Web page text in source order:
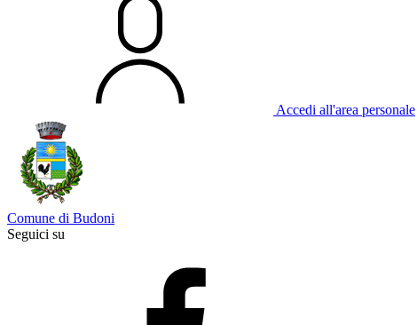
Accedi all'area personale
Comune di Budoni
Seguici su